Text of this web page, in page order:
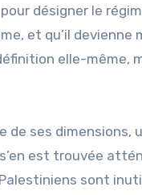
désigner le
et qu’il devienne
elle-même,
de ses dimensions,
est trouvée
sont